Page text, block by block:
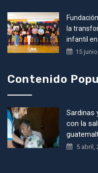
la
infantil
15
Contenido
Sardinas
con la
5 abril,